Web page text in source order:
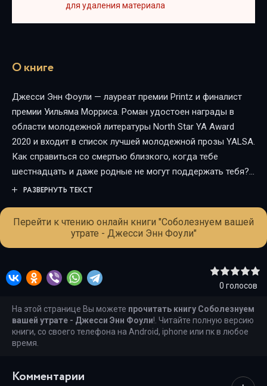
для удаления материала
О книге
Джесси Энн Фоули — лауреат премии Printz и финалист
премии Уильяма Морриса. Роман удостоен награды в
области молодежной литературы North Star YA Award
2020 и входит в список лучшей молодежной прозы YALSA.
Как справиться со смертью близкого, когда тебе
шестнадцать и даже родные не могут поддержать тебя?
Так случилось с Ноком: в его жизни больше нет человека,
Ему нужно найти в себе силы двигаться дальше.
Избавиться от уютного кокона, в котором стало слишком
тесно. Там ты точно не найдешь выход из беспросветной
обстоятельств может стать шансом на спасение и
билетом в счастливое будущее. Роман о силе дружбы,
любви и вере в себя. Для поклонников книг Гейл Форман
«Что, если я останусь» и Джеффа Зентнера «Дни
прощаний»!
РАЗВЕРНУТЬ ТЕКСТ
Перейти к чтению онлайн книги "Соболезнуем вашей
утрате - Джесси Энн Фоули"
0 голосов
На этой странице Вы можете прочитать книгу Соболезнуем
вашей утрате - Джесси Энн Фоули!. Читайте полную версию
книги, со своего телефона на Android, iphone или пк в любое
время.
Комментарии